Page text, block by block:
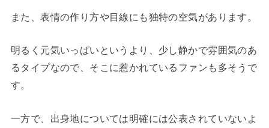
また、表情の作り方や目線にも独特の空気があります。
明るく元気いっぱいというより、少し静かで雰囲気のあ
るタイプなので、そこに惹かれているファンも多そうで
す。
一方で、出身地については明確には公表されていないよ